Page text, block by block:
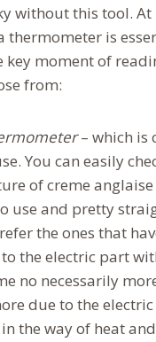
without this tool. At
thermometer is
key moment of
from:
– which is
You can easily
of creme
use and pretty
the ones that
the electric part
no necessarily
due to the
the way of heat